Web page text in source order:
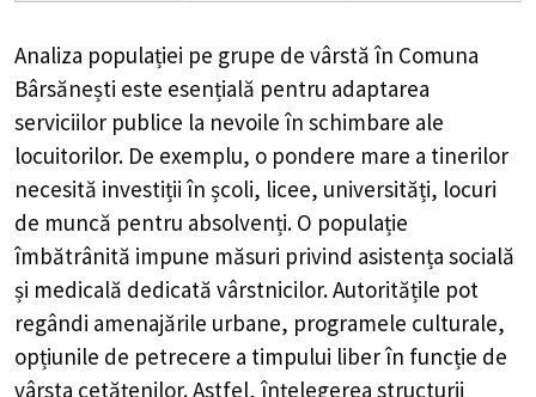
Analiza populației pe grupe de vârstă în Comuna
Bârsănești este esențială pentru adaptarea
serviciilor publice la nevoile în schimbare ale
locuitorilor. De exemplu, o pondere mare a tinerilor
necesită investiții în școli, licee, universități, locuri
de muncă pentru absolvenți. O populație
îmbătrânită impune măsuri privind asistența socială
și medicală dedicată vârstnicilor. Autoritățile pot
regândi amenajările urbane, programele culturale,
opțiunile de petrecere a timpului liber în funcție de
vârsta cetățenilor. Astfel, înțelegerea structurii